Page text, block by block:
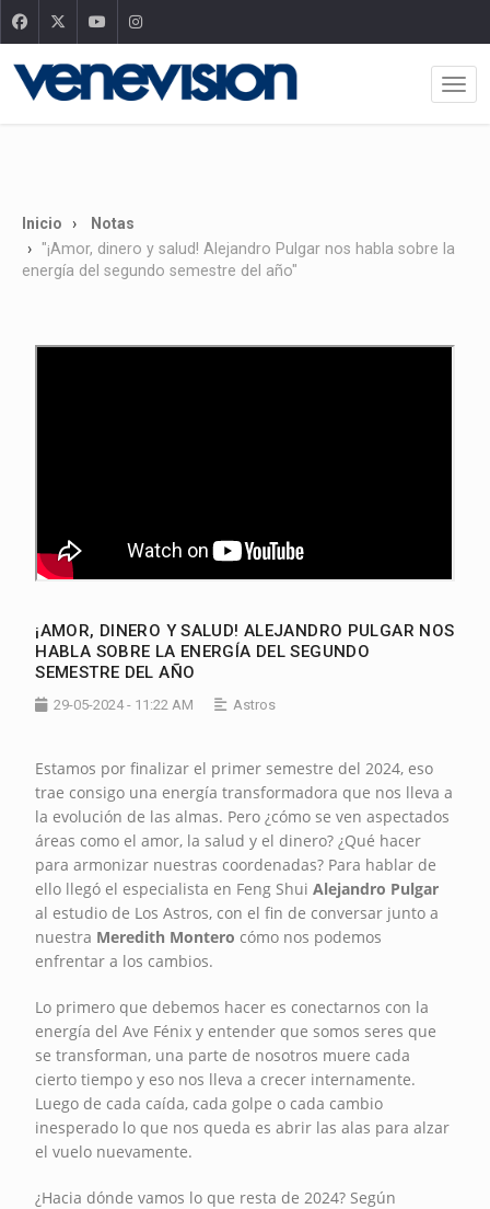
Inicio
Notas
"¡Amor, dinero y salud! Alejandro Pulgar nos habla sobre la
energía del segundo semestre del año"
¡AMOR, DINERO Y SALUD! ALEJANDRO PULGAR NOS
HABLA SOBRE LA ENERGÍA DEL SEGUNDO
SEMESTRE DEL AÑO
29-05-2024 - 11:22 AM Astros
Estamos por finalizar el primer semestre del 2024, eso
trae consigo una energía transformadora que nos lleva a
la evolución de las almas. Pero ¿cómo se ven aspectados
áreas como el amor, la salud y el dinero? ¿Qué hacer
para armonizar nuestras coordenadas? Para hablar de
ello llegó el especialista en Feng ShuiAlejandro Pulgar
al estudio de Los Astros, con el fin de conversar junto a
nuestra Meredith Montero cómo nos podemos
enfrentar a los cambios.
Lo primero que debemos hacer es conectarnos con la
energía del Ave Fénix y entender que somos seres que
se transforman, una parte de nosotros muere cada
cierto tiempo y eso nos lleva a crecer internamente.
Luego de cada caída, cada golpe o cada cambio
inesperado lo que nos queda es abrir las alas para alzar
el vuelo nuevamente.
¿Hacia dónde vamos lo que resta de 2024? Según